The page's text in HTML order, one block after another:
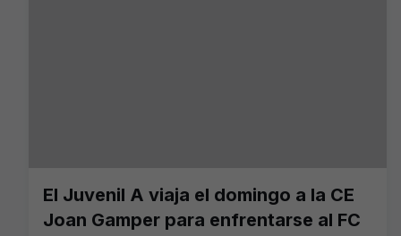
El Juvenil A viaja el domingo a la CE
Joan Gamper para enfrentarse al FC